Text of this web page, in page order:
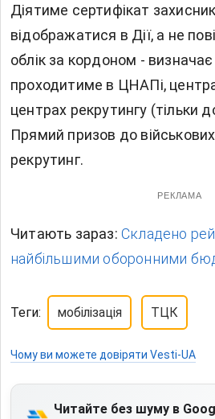
Діятиме сертифікат
відображатися в Дії, а не
облік за кордоном -
проходитиме в ЦНАПі,
центрах рекрутингу (тільки
Прямий призов до
рекрутинг.
РЕКЛАМА
Читають зараз: Складено
найбільшими оборонними
Теги: мобілізація ТЦК
Чому ви можете довіряти Vesti-UA
Читайте без шуму в